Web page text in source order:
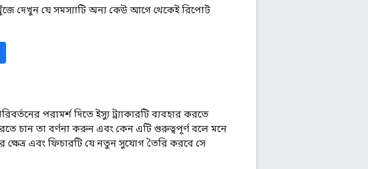
দেখুন যে সমস্যাটি অন্য কেউ আগে থেকেই রিপোর্ট
পরামর্শ দিতে ইস্যু ট্র্যাকারটি ব্যবহার করতে
চান তা বর্ণনা করুন এবং কেন এটি গুরুত্বপূর্ণ বলে মনে
এবং ফিচারটি যে নতুন সুযোগ তৈরি করবে সে